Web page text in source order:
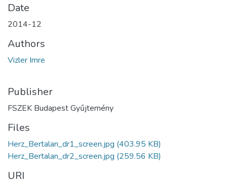
Date
2014-12
Authors
Vizler Imre
Publisher
FSZEK Budapest Gyűjtemény
Files
Herz_Bertalan_dr1_screen.jpg (403.95 KB)
Herz_Bertalan_dr2_screen.jpg (259.56 KB)
URI